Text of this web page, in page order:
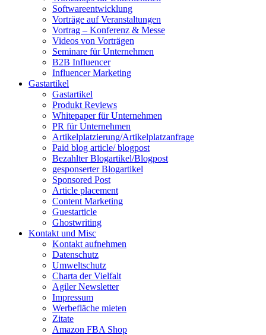
Softwareentwicklung
Vorträge auf Veranstaltungen
Vortrag – Konferenz & Messe
Videos von Vorträgen
Seminare für Unternehmen
B2B Influencer
Influencer Marketing
Gastartikel
Gastartikel
Produkt Reviews
Whitepaper für Unternehmen
PR für Unternehmen
Artikelplatzierung/Artikelplatzanfrage
Paid blog article/ blogpost
Bezahlter Blogartikel/Blogpost
gesponserter Blogartikel
Sponsored Post
Article placement
Content Marketing
Guestarticle
Ghostwriting
Kontakt und Misc
Kontakt aufnehmen
Datenschutz
Umweltschutz
Charta der Vielfalt
Agiler Newsletter
Impressum
Werbefläche mieten
Zitate
Amazon FBA Shop